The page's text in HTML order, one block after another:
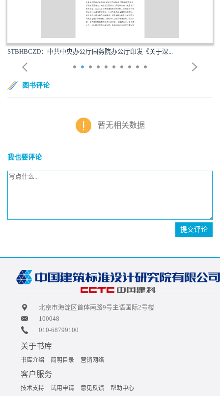
：中共中央办公厅国务院办公厅印发《关于深...
图书评论
暂无相关数据
我也要评论
提交评论
北京市海淀区首体南路9号主语国际2号楼
100048
010-68799100
关于书库
书库介绍 简明目录 营销网络
客户服务
技术支持 试用申请 意见反馈 帮助中心